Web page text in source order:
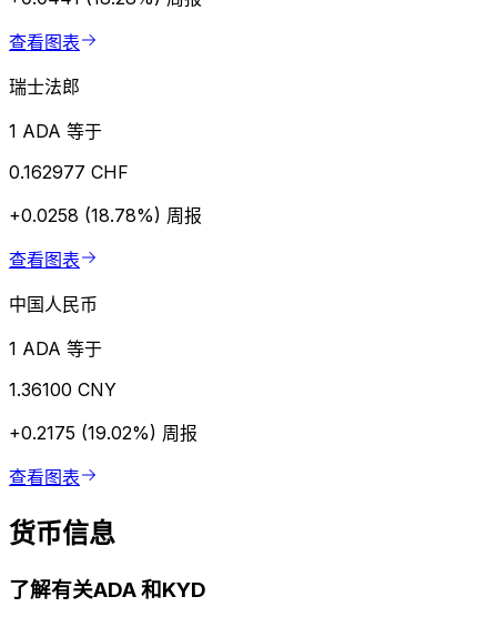
查看图表
瑞士法郎
1 ADA 等于
0.162977 CHF
+0.0258 (18.78%) 周报
查看图表
中国人民币
1 ADA 等于
1.36100 CNY
+0.2175 (19.02%) 周报
查看图表
货币信息
了解有关ADA 和KYD